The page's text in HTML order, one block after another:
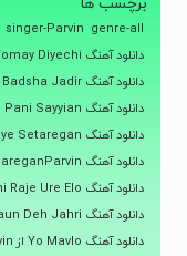
genre-all
singer-Parvin
دانلود آهنگ Bhalobese Ami Tomay Diyechi از Parvin پروین
دانلود آهنگ Bod Mejaji Badsha Jadir از Parvin پروین
دانلود آهنگ Darbadriro Pani Sayyian از Parvin پروین
دانلود آهنگ Ghoghaye Setaregan از Parvin پروین
دانلود آهنگ Ghoghaye SetareganParvin از Parvin پروین
دانلود آهنگ Ponkhi Raje Ure Elo از Parvin پروین
دانلود آهنگ Saun Deh Jahri از Parvin پروین
دانلود آهنگ Yo Mavlo از Parvin پروین